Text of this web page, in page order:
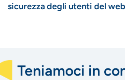
sicurezza degli utenti del web
Teniamoci in